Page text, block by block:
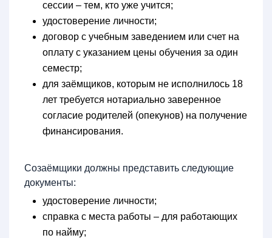
сессии – тем, кто уже учится;
удостоверение личности;
договор с учебным заведением или счет на
оплату с указанием цены обучения за один
семестр;
для заёмщиков, которым не исполнилось 18
лет требуется нотариально заверенное
согласие родителей (опекунов) на получение
финансирования.
Созаёмщики должны представить следующие
документы:
удостоверение личности;
справка с места работы – для работающих
по найму;